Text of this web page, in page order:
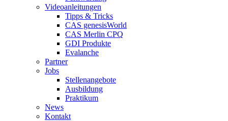
Videoanleitungen
Tipps & Tricks
CAS genesisWorld
CAS Merlin CPQ
GDI Produkte
Evalanche
Partner
Jobs
Stellenangebote
Ausbildung
Praktikum
News
Kontakt